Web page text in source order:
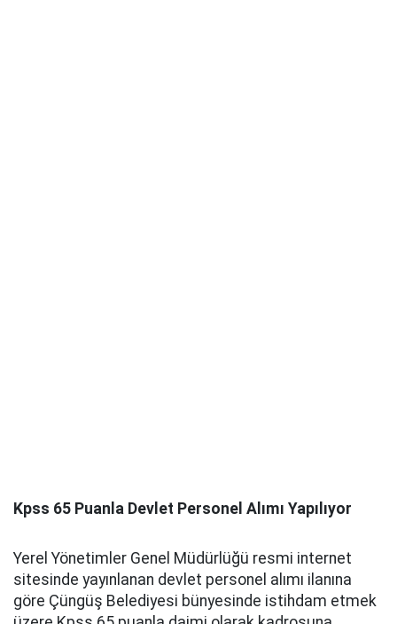
Kpss 65 Puanla Devlet Personel Alımı Yapılıyor
Yerel Yönetimler Genel Müdürlüğü resmi internet
sitesinde yayınlanan devlet personel alımı ilanına
göre Çüngüş Belediyesi bünyesinde istihdam etmek